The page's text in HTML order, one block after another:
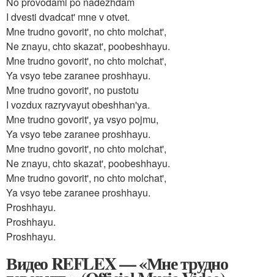
I dvesti dvadcat' mne v otvet.
Mne trudno govorit', no chto molchat',
Ne znayu, chto skazat', poobeshhayu.
Mne trudno govorit', no chto molchat',
Ya vsyo tebe zaranee proshhayu.
Mne trudno govorit', no pustotu
I vozdux razryvayut obeshhan'ya.
Mne trudno govorit', ya vsyo pojmu,
Ya vsyo tebe zaranee proshhayu.
Mne trudno govorit', no chto molchat',
Ne znayu, chto skazat', poobeshhayu.
Mne trudno govorit', no chto molchat',
Ya vsyo tebe zaranee proshhayu.
Proshhayu.
Proshhayu.
Proshhayu.
Видео REFLEX — «Мне трудно